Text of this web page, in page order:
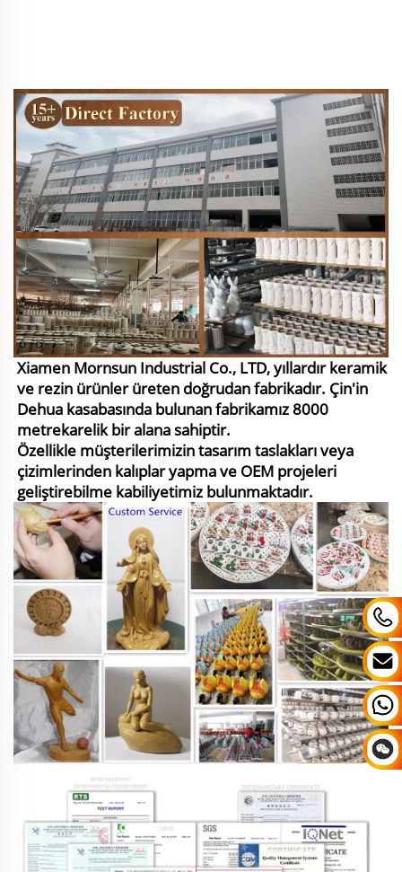
Xiamen Mornsun Industrial Co., LTD, yıllardır keramik
ve rezin ürünler üreten doğrudan fabrikadır. Çin'in
Dehua kasabasında bulunan fabrikamız 8000
metrekarelik bir alana sahiptir.
Özellikle müşterilerimizin tasarım taslakları veya
çizimlerinden kalıplar yapma ve OEM projeleri
geliştirebilme kabiliyetimiz bulunmaktadır.